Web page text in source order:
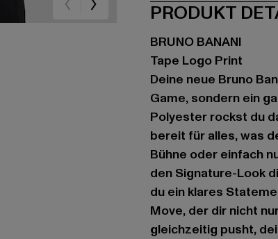
PRODUKT
BRUNO BANANI
Tape Logo Print
Deine neue Bruno
Game, sondern ein
Polyester rockst du
bereit für alles, was
Bühne oder einfach
den Signature-Look
du ein klares
Move, der dir nicht
gleichzeitig pusht,